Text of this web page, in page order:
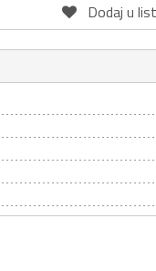
Dodaj u